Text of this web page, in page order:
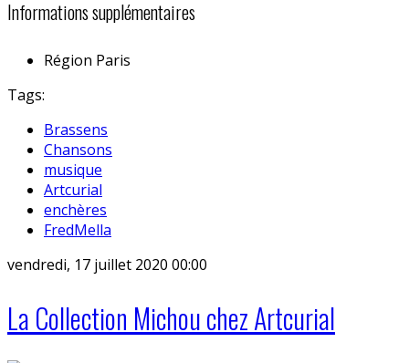
Informations supplémentaires
Région Paris
Tags:
Brassens
Chansons
musique
Artcurial
enchères
FredMella
vendredi, 17 juillet 2020 00:00
La Collection Michou chez Artcurial